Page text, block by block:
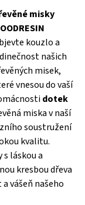
misky
kouzlo a
našich
misek,
vnesou do vaší
dotek
miska v naší
soustružení
kvalitu.
s láskou a
kresbou dřeva
vášeň našeho